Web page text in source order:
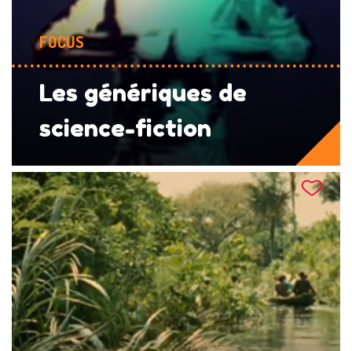
FOCUS
Les génériques de
science-fiction